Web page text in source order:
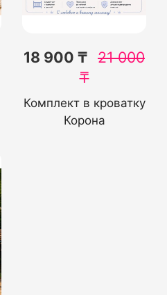
18 900 ₸ 21 000
₸
Комплект в кроватку
Корона